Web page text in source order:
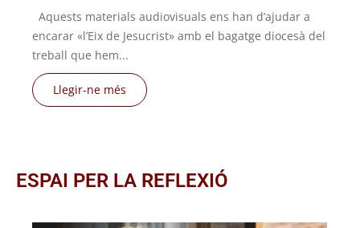
Aquests materials audiovisuals ens han d’ajudar a
encarar «l’Eix de Jesucrist» amb el bagatge diocesà del
treball que hem...
Llegir-ne més
ESPAI PER LA REFLEXIÓ